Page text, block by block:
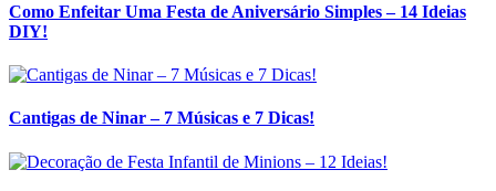
Como Enfeitar Uma Festa de Aniversário Simples – 14 Ideias
DIY!
Cantigas de Ninar – 7 Músicas e 7 Dicas!